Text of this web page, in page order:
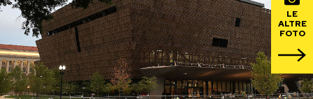
PODCAST
NEWSLETTER
LE
ALTRE
FOTO